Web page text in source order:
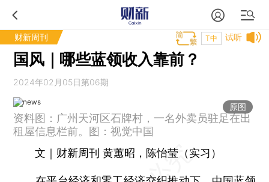
财新周刊 试听
T中
国风｜哪些蓝领收入靠前？
2024年02月05日第06期
原图
资料图：广州天河区石牌村，一名外卖员驻足在出
租屋信息栏前。图：视觉中国
文｜财新周刊 黄蕙昭，陈怡莹（实习）